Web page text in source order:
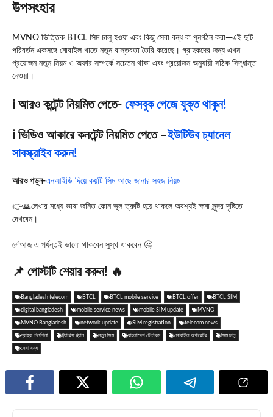
উপসংহার
MVNO ভিত্তিক BTCL সিম চালু হওয়া এবং কিছু সেবা বন্ধ বা পুনর্গঠন করা—এই দুটি
পরিবর্তন একসঙ্গে মোবাইল খাতে নতুন বাস্তবতা তৈরি করেছে। গ্রাহকদের জন্য এখন
প্রয়োজন নতুন নিয়ম ও অফার সম্পর্কে সচেতন থাকা এবং প্রয়োজন অনুযায়ী সঠিক সিদ্ধান্ত
নেওয়া।
ℹ️ আরও কন্টেন্ট নিয়মিত পেতে- ফেসবুক পেজে যুক্ত থাকুন!
ℹ️ ভিডিও আকারে কনটেন্ট নিয়মিত পেতে –ইউটিউব চ্যানেল
সাবস্ক্রাইব করুন!
আরও পড়ুন-এনআইডি দিয়ে কয়টি সিম আছে জানার সহজ নিয়ম
👉🙏লেখার মধ্যে ভাষা জনিত কোন ভুল ত্রুটি হয়ে থাকলে অবশ্যই ক্ষমা সুন্দর দৃষ্টিতে
দেখবেন।
✅আজ এ পর্যন্তই ভালো থাকবেন সুস্থ থাকবেন 🤔
📌 পোস্টটি শেয়ার করুন! 🔥
Bangladesh telecom BTCL BTCL mobile service BTCL offer BTCL SIM
digital bangladesh mobile service news mobile SIM update MVNO
MVNO Bangladesh network update SIM registration telecom news
গ্রাহক নির্দেশনা ট্যারিফ প্ল্যান নতুন সিম বাংলাদেশ টেলিকম মোবাইল অপারেটর সিম চালু
সেবা বন্ধ